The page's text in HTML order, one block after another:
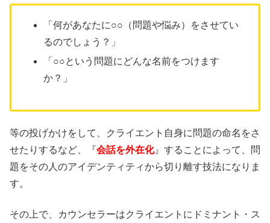
「何があなたに○○（問題や悩み）をさせてい
るのでしょう？」
「○○という問題にどんな名前をつけます
か？」
等の投げかけをして、クライエント自身に問題の命名をさ
せたりするなど、『会話を外在化』することによって、問
題をその人のアイデンティティから切り離す技法になりま
す。
その上で、カウンセラーはクライエントにドミナント・ス